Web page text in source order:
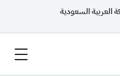
السعودية